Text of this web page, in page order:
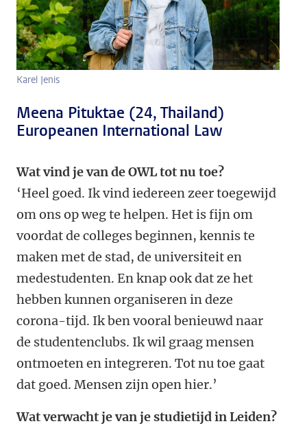
Karel Jenis
Meena Pituktae (24, Thailand)
Europeanen International Law
Wat vind je van de OWL tot nu toe?
‘Heel goed. Ik vind iedereen zeer toegewijd
om ons op weg te helpen. Het is fijn om
voordat de colleges beginnen, kennis te
maken met de stad, de universiteit en
medestudenten. En knap ook dat ze het
hebben kunnen organiseren in deze
corona-tijd. Ik ben vooral benieuwd naar
de studentenclubs. Ik wil graag mensen
ontmoeten en integreren. Tot nu toe gaat
dat goed. Mensen zijn open hier.’
Wat verwacht je van je studietijd in Leiden?